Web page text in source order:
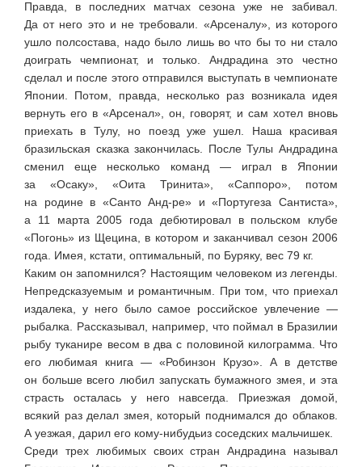
Правда, в последних матчах сезона уже не забивал.
Да от него это и не требовали. «Арсеналу», из которого
ушло полсостава, надо было лишь во что бы то ни стало
доиграть чемпионат, и только. Андрадина это честно
сделал и после этого отправился выступать в чемпионате
Японии. Потом, правда, несколько раз возникала идея
вернуть его в «Арсенал», он, говорят, и сам хотел вновь
приехать в Тулу, но поезд уже ушел. Наша красивая
бразильская сказка закончилась. После Тулы Андрадина
сменил еще несколько команд — играл в Японии
за «Осаку», «Оита Тринита», «Саппоро», потом
на родине в «СантоАнд-ре» и «Португеза Сантиста»,
а 11 марта 2005 года дебютировал в польском клубе
«Погонь» из Щецина, в котором и заканчивал сезон 2006
года. Имея, кстати, оптимальный, по Буряку, вес 79 кг.
Каким он запомнился? Настоящим человеком из легенды.
Непредсказуемым и романтичным. При том, что приехал
издалека, у него было самое российское увлечение —
рыбалка. Рассказывал, например, что поймал в Бразилии
рыбу туканире весом в два с половиной килограмма. Что
его любимая книга — «Робинзон Крузо». А в детстве
он больше всего любил запускать бумажного змея, и эта
страсть осталась у него навсегда. Приезжая домой,
всякий раз делал змея, который поднимался до облаков.
А уезжая, дарил его кому-нибудьиз соседских мальчишек.
Среди трех любимых своих стран Андрадина называл